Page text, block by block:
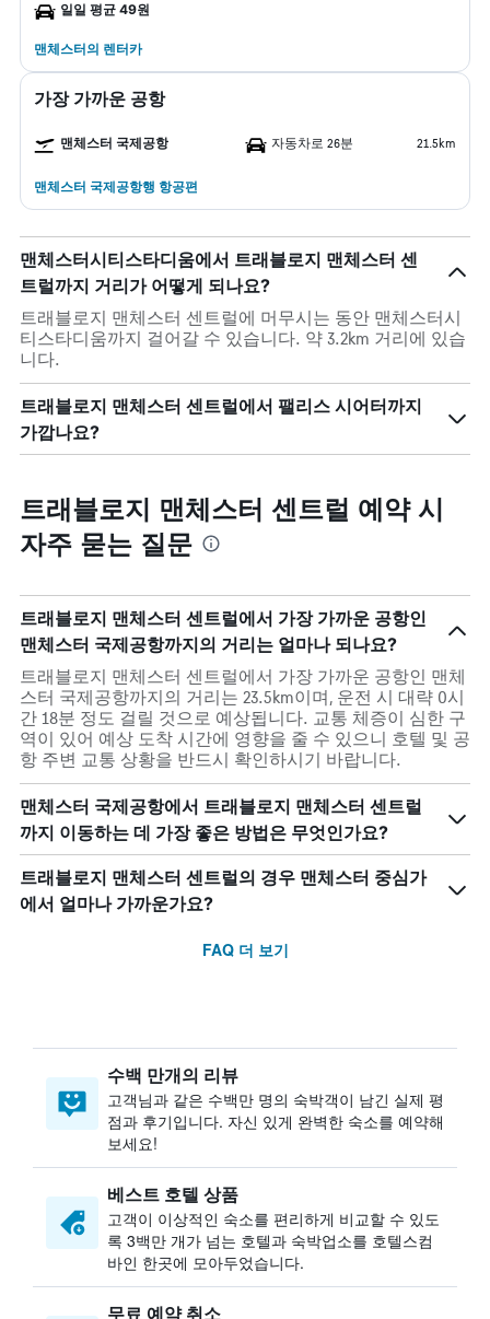
일일 평균 49원
맨체스터​의 렌터카
가장 가까운 공항
맨체스터 국제공항 자동차로 26분 21.5km
맨체스터 국제공항행 항공편
맨체스터시티스타디움에서 트래블로지 맨체스터 센
트럴까지 거리가 어떻게 되나요?
트래블로지 맨체스터 센트럴에 머무시는 동안 맨체스터시
티스타디움까지 걸어갈 수 있습니다. 약 3.2km 거리에 있습
니다.
트래블로지 맨체스터 센트럴에서 팰리스 시어터까지
가깝나요?
트래블로지 맨체스터 센트럴 예약 시
자주 묻는 질문
트래블로지 맨체스터 센트럴에서 가장 가까운 공항인
맨체스터 국제공항까지의 거리는 얼마나 되나요?
트래블로지 맨체스터 센트럴에서 가장 가까운 공항인 맨체
스터 국제공항까지의 거리는 23.5km이며, 운전 시 대략 0시
간 18분 정도 걸릴 것으로 예상됩니다. 교통 체증이 심한 구
역이 있어 예상 도착 시간에 영향을 줄 수 있으니 호텔 및 공
항 주변 교통 상황을 반드시 확인하시기 바랍니다.
맨체스터 국제공항에서 트래블로지 맨체스터 센트럴
까지 이동하는 데 가장 좋은 방법은 무엇인가요?
트래블로지 맨체스터 센트럴의 경우 맨체스터 중심가
에서 얼마나 가까운가요?
FAQ 더 보기
수백 만개의 리뷰
고객님과 같은 수백만 명의 숙박객이 남긴 실제 평
점과 후기입니다. 자신 있게 완벽한 숙소를 예약해
보세요!
베스트 호텔 상품
고객이 이상적인 숙소를 편리하게 비교할 수 있도
록 3백만 개가 넘는 호텔과 숙박업소를 호텔스컴
바인 한곳에 모아두었습니다.
무료 예약 취소